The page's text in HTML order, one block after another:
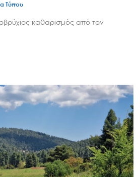
Τύπου
καθαρισμός από τον